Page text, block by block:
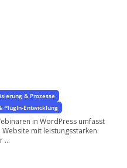
& Prozesse
PlugIn-Entwicklung
in WordPress umfasst
mit leistungsstarken
...